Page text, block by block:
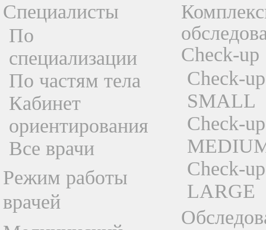
Специалисты
По
специализации
По частям тела
Кабинет
ориентирования
Все врачи
Режим работы
врачей
Check-up
Check-up
SMALL
Check-up
Check-up
LARGE